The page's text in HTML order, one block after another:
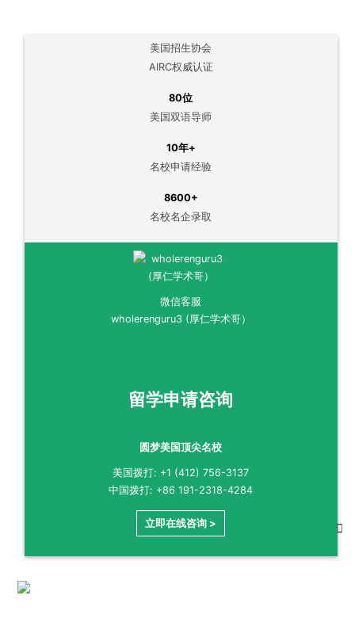
美国招生协会
AIRC权威认证
80位
美国双语导师
10年+
名校申请经验
8600+
名校名企录取
微信客服
wholerenguru3 (厚仁学术哥）
留学申请咨询
圆梦美国顶尖名校
美国拨打: +1 (412) 756-3137
中国拨打: +86 191-2318-4284
立即在线咨询 >